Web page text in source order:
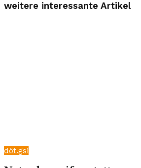
weitere interessante Artikel
döt.gsi